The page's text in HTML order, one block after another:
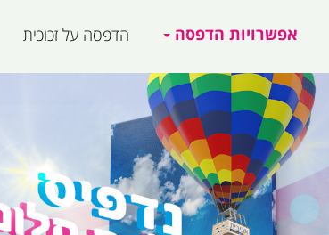
אפשרויות הדפסה הדפסה על זכוכית